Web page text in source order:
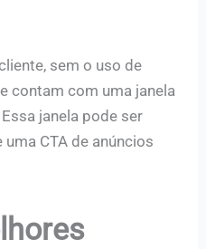
sem o uso de
contam com uma janela
janela pode ser
CTA de anúncios